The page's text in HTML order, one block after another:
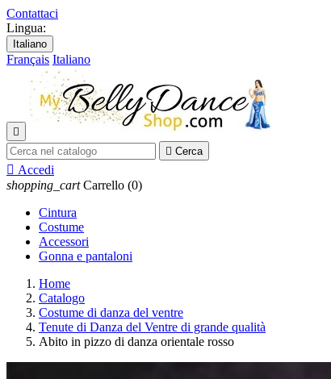
Contattaci
Lingua:
Italiano
Français Italiano

 Cerca
 Accedi
shopping_cart Carrello (0)
Cintura
Costume
Accessori
Gonna e pantaloni
Home
Catalogo
Costume di danza del ventre
Tenute di Danza del Ventre di grande qualità
Abito in pizzo di danza orientale rosso